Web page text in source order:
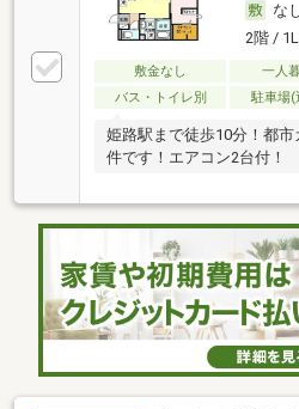
な
2階 /
敷金なし 一人
バス・トイレ別
駐車場(
姫路駅まで徒歩10分！都
件です！エアコン2台付！